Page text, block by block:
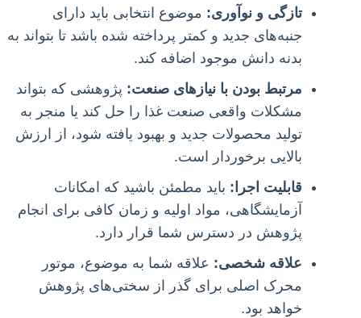
تازگی و نوآوری: موضوع انتخابی باید دارای
جنبه‌های جدید و کمتر پرداخته شده باشد تا بتواند به
بدنه دانش موجود اضافه کند.
مرتبط بودن با نیازهای صنعت: پژوهشی که بتواند
مشکلات واقعی صنعت غذا را حل کند یا منجر به
تولید محصولات جدید و بهبود یافته شود، از ارزش
بالایی برخوردار است.
قابلیت اجرا: باید مطمئن باشید که امکانات
آزمایشگاهی، مواد اولیه و زمان کافی برای انجام
پژوهش در دسترس شما قرار دارد.
علاقه شخصی: علاقه شما به موضوع، موتور
محرک اصلی برای گذر از سختی‌های پژوهش
خواهد بود.